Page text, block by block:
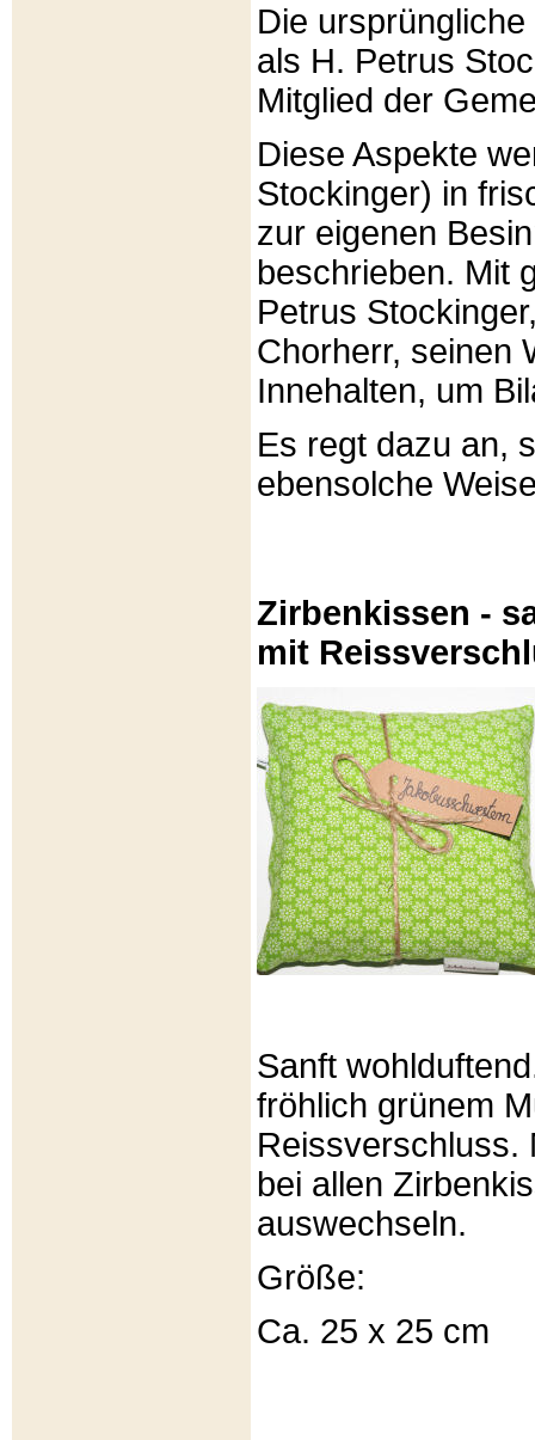
Die
als H. Petrus
Mitglied der
Diese Aspekte
Stockinger) in
zur eigenen
beschrieben. Mit
Petrus
Chorherr, seinen
Innehalten, um
Es regt dazu an,
ebensolche
Zirbenkissen -
mit
Sanft
fröhlich grünem
Reissverschluss.
bei allen
auswechseln.
Größe:
Ca. 25 x 25 cm